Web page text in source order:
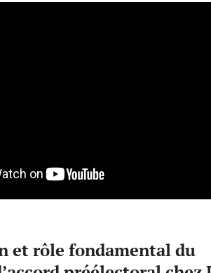
et rôle fondamental du